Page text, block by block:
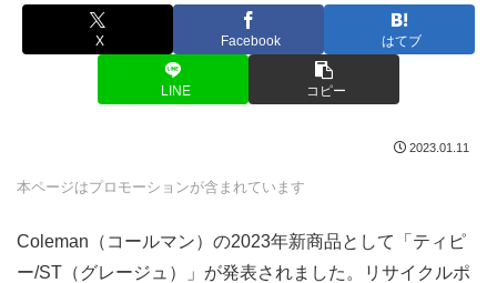
X Facebook はてブ
LINE コピー
2023.01.11
本ページはプロモーションが含まれています
Coleman（コールマン）の2023年新商品として「ティピ
ー/ST（グレージュ）」が発表されました。リサイクルポ